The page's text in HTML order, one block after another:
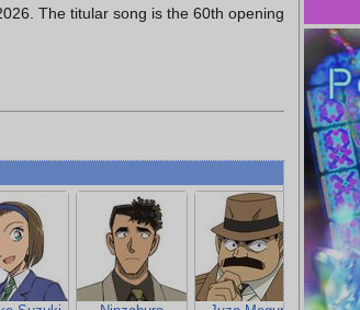
The titular song is the 60th opening